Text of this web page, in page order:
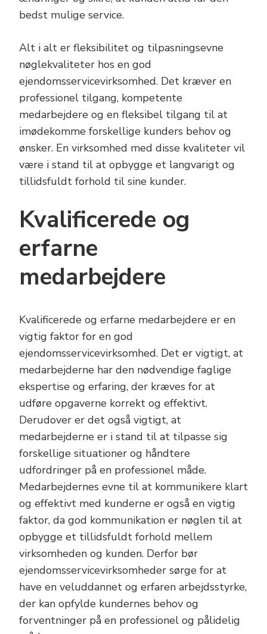
bedst mulige service.
Alt i alt er fleksibilitet og tilpasningsevne
nøglekvaliteter hos en god
ejendomsservicevirksomhed. Det kræver en
professionel tilgang, kompetente
medarbejdere og en fleksibel tilgang til at
imødekomme forskellige kunders behov og
ønsker. En virksomhed med disse kvaliteter vil
være i stand til at opbygge et langvarigt og
tillidsfuldt forhold til sine kunder.
Kvalificerede og
erfarne
medarbejdere
Kvalificerede og erfarne medarbejdere er en
vigtig faktor for en god
ejendomsservicevirksomhed. Det er vigtigt, at
medarbejderne har den nødvendige faglige
ekspertise og erfaring, der kræves for at
udføre opgaverne korrekt og effektivt.
Derudover er det også vigtigt, at
medarbejderne er i stand til at tilpasse sig
forskellige situationer og håndtere
udfordringer på en professionel måde.
Medarbejdernes evne til at kommunikere klart
og effektivt med kunderne er også en vigtig
faktor, da god kommunikation er nøglen til at
opbygge et tillidsfuldt forhold mellem
virksomheden og kunden. Derfor bør
ejendomsservicevirksomheder sørge for at
have en veluddannet og erfaren arbejdsstyrke,
der kan opfylde kundernes behov og
forventninger på en professionel og pålidelig